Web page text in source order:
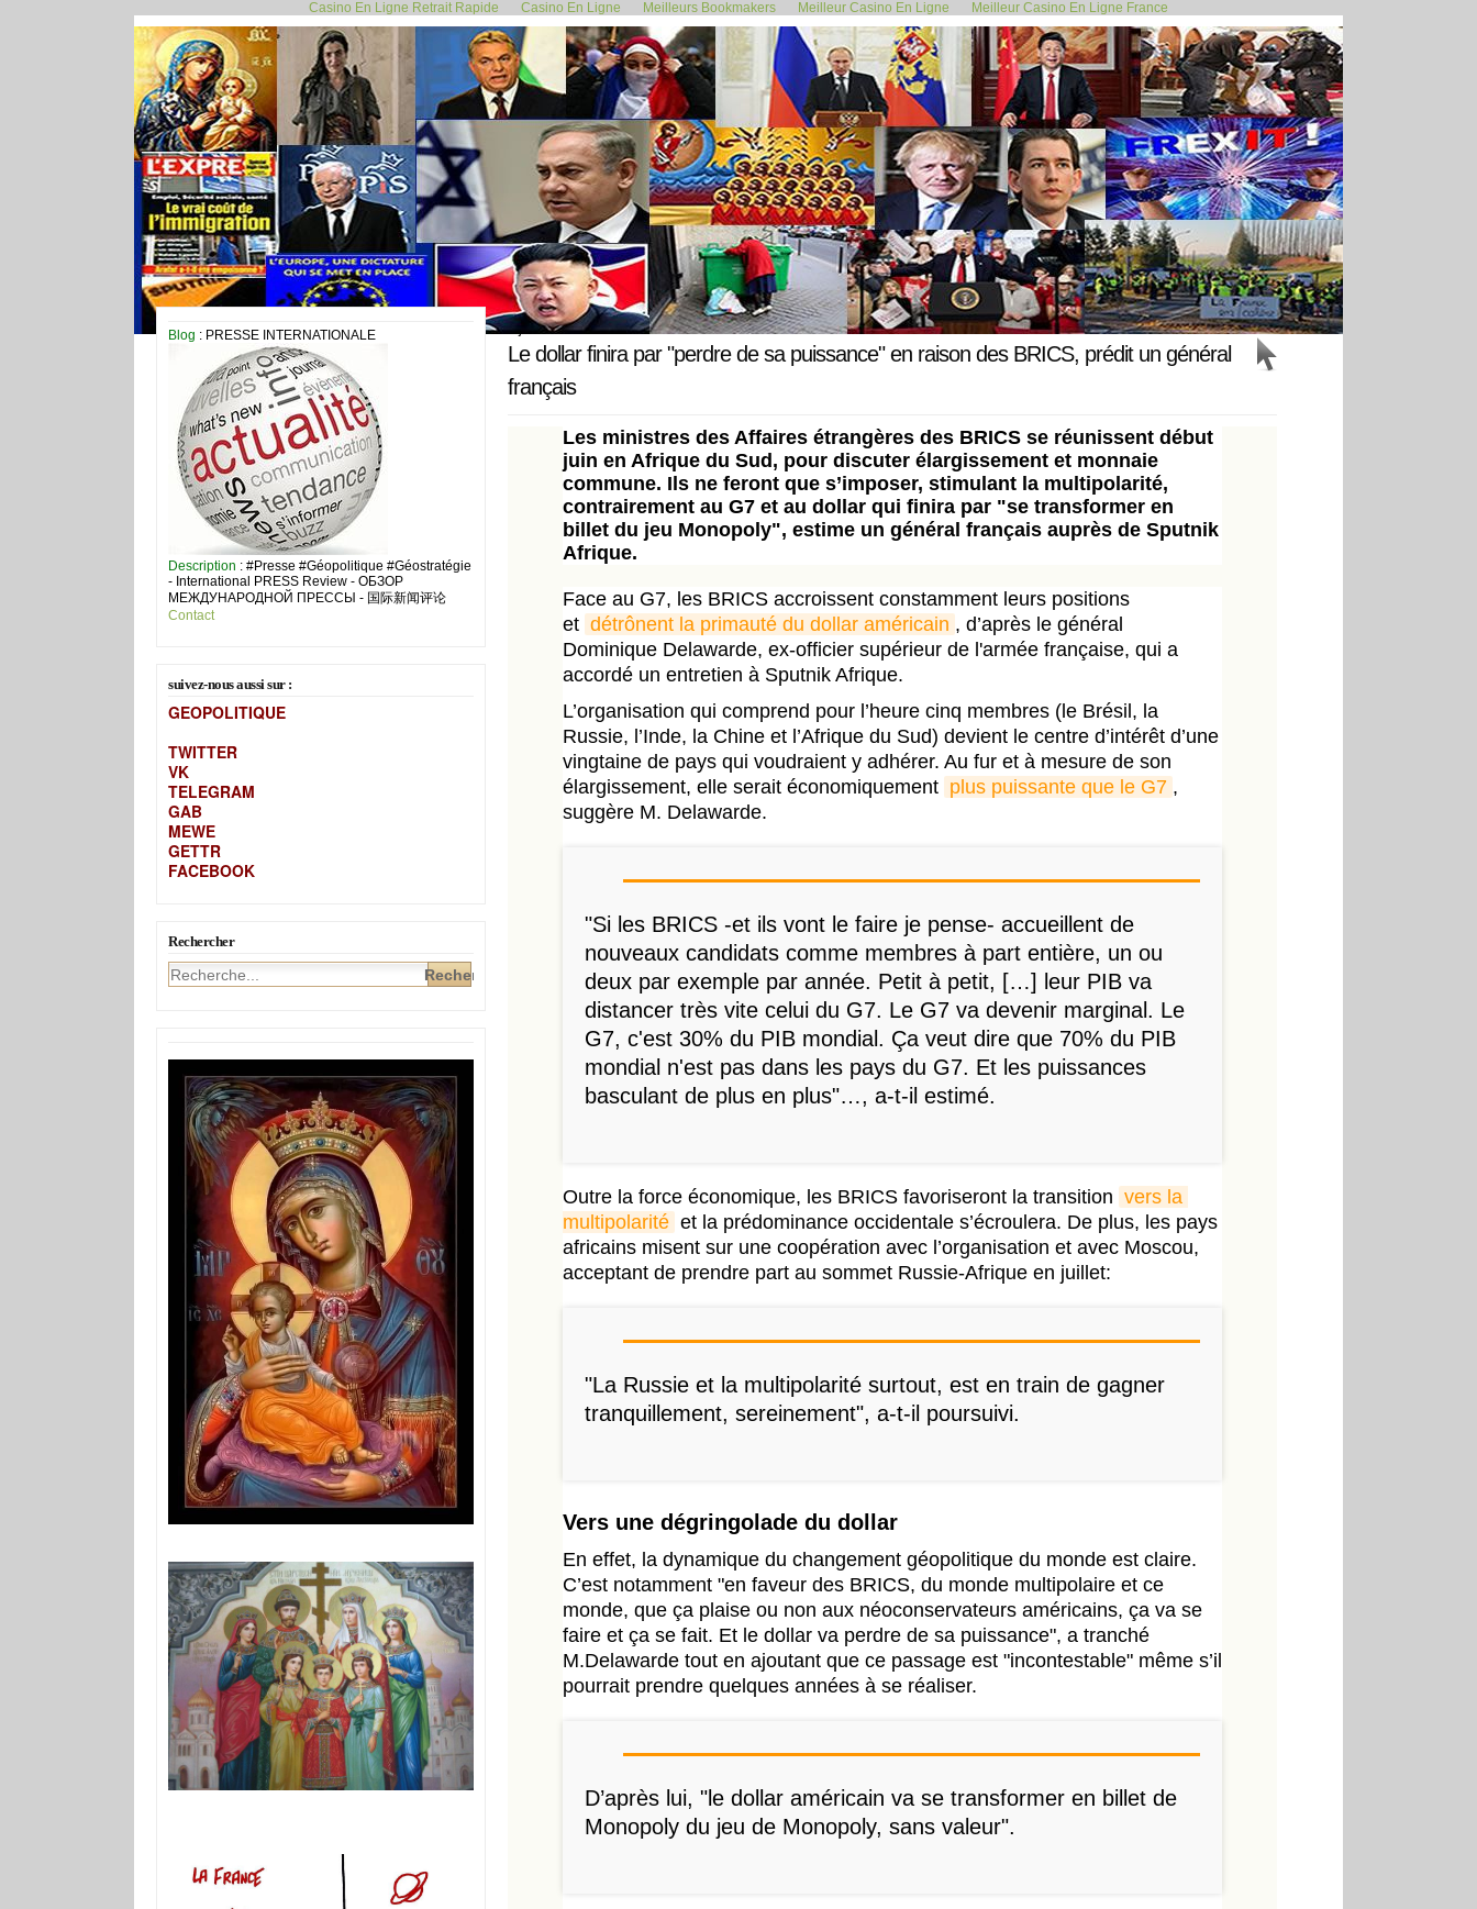
Casino En Ligne Retrait Rapide Casino En Ligne Meilleurs Bookmakers Meilleur Casino En Ligne Meilleur Casino En Ligne France
Blog : PRESSE INTERNATIONALE
Description : #Presse #Géopolitique #Géostratégie
- International PRESS Review - ОБЗОР
МЕЖДУНАРОДНОЙ ПРЕССЫ - 国际新闻评论
Contact
suivez-nous aussi sur :
GEOPOLITIQUE
TWITTER
VK
TELEGRAM
GAB
MEWE
GETTR
FACEBOOK
Rechercher
<< Le montant des fraudes à la... Ce pays sera-t-il le prochain... >>
2 juin 2023
Le dollar finira par "perdre de sa puissance" en raison des BRICS, prédit un général
français
Les ministres des Affaires étrangères des BRICS se réunissent début
juin en Afrique du Sud, pour discuter élargissement et monnaie
commune. Ils ne feront que s’imposer, stimulant la multipolarité,
contrairement au G7 et au dollar qui finira par "se transformer en
billet du jeu Monopoly", estime un général français auprès de Sputnik
Afrique.
Face au G7, les BRICS accroissent constamment leurs positions
et détrônent la primauté du dollar américain , d’après le général
Dominique Delawarde, ex-officier supérieur de l'armée française, qui a
accordé un entretien à Sputnik Afrique.
L’organisation qui comprend pour l’heure cinq membres (le Brésil, la
Russie, l’Inde, la Chine et l’Afrique du Sud) devient le centre d’intérêt d’une
vingtaine de pays qui voudraient y adhérer. Au fur et à mesure de son
élargissement, elle serait économiquement plus puissante que le G7 ,
suggère M. Delawarde.
"Si les BRICS -et ils vont le faire je pense- accueillent de
nouveaux candidats comme membres à part entière, un ou
deux par exemple par année. Petit à petit, […] leur PIB va
distancer très vite celui du G7. Le G7 va devenir marginal. Le
G7, c'est 30% du PIB mondial. Ça veut dire que 70% du PIB
mondial n'est pas dans les pays du G7. Et les puissances
basculant de plus en plus"…, a-t-il estimé.
Outre la force économique, les BRICS favoriseront la transition vers la
multipolarité et la prédominance occidentale s’écroulera. De plus, les pays
africains misent sur une coopération avec l’organisation et avec Moscou,
acceptant de prendre part au sommet Russie-Afrique en juillet:
"La Russie et la multipolarité surtout, est en train de gagner
tranquillement, sereinement", a-t-il poursuivi.
Vers une dégringolade du dollar
En effet, la dynamique du changement géopolitique du monde est claire.
C’est notamment "en faveur des BRICS, du monde multipolaire et ce
monde, que ça plaise ou non aux néoconservateurs américains, ça va se
faire et ça se fait. Et le dollar va perdre de sa puissance", a tranché
M.Delawarde tout en ajoutant que ce passage est "incontestable" même s’il
pourrait prendre quelques années à se réaliser.
D’après lui, "le dollar américain va se transformer en billet de
Monopoly du jeu de Monopoly, sans valeur".